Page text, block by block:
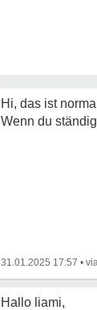
Hi, das ist
Wenn du
31.01.2025 17:57 •